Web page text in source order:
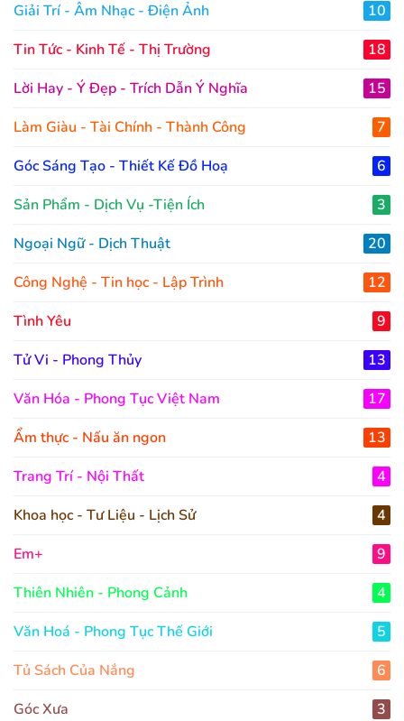
Giải Trí - Âm Nhạc - Điện Ảnh
10
Tin Tức - Kinh Tế - Thị Trường
18
Lời Hay - Ý Đẹp - Trích Dẫn Ý Nghĩa
15
Làm Giàu - Tài Chính - Thành Công
7
Góc Sáng Tạo - Thiết Kế Đồ Hoạ
6
Sản Phẩm - Dịch Vụ -Tiện Ích
3
Ngoại Ngữ - Dịch Thuật
20
Công Nghệ - Tin học - Lập Trình
12
Tình Yêu
9
Tử Vi - Phong Thủy
13
Văn Hóa - Phong Tục Việt Nam
17
Ẩm thực - Nấu ăn ngon
13
Trang Trí - Nội Thất
4
Khoa học - Tư Liệu - Lịch Sử
4
Em+
9
Thiên Nhiên - Phong Cảnh
4
Văn Hoá - Phong Tục Thế Giới
5
Tủ Sách Của Nắng
6
Góc Xưa
3